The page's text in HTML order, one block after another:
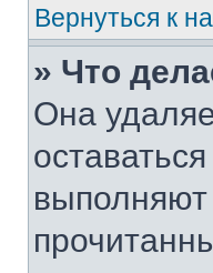
Вернуться к
» Что
Она
выполняют